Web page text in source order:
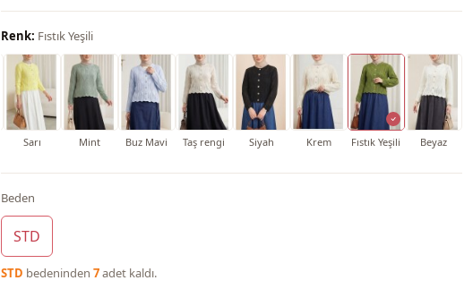
Renk: Fıstık Yeşili
Sarı Mint Buz Mavi Taş rengi Siyah Krem Fıstık Yeşili Beyaz
Beden
STD
STD bedeninden 7adet kaldı.